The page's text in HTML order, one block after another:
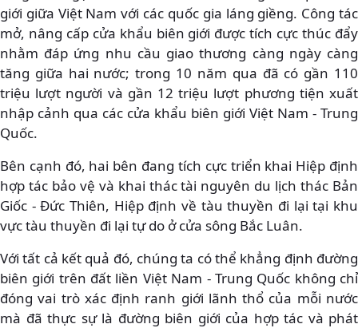
giới giữa Việt Nam với các quốc gia láng giềng. Công tác
mở, nâng cấp cửa khẩu biên giới được tích cực thúc đẩy
nhằm đáp ứng nhu cầu giao thương càng ngày càng
tăng giữa hai nước; trong 10 năm qua đã có gần 110
triệu lượt người và gần 12 triệu lượt phương tiện xuất
nhập cảnh qua các cửa khẩu biên giới Việt Nam - Trung
Quốc.
Bên cạnh đó, hai bên đang tích cực triển khai Hiệp định
hợp tác bảo vệ và khai thác tài nguyên du lịch thác Bản
Giốc - Đức Thiên, Hiệp định về tàu thuyền đi lại tại khu
vực tàu thuyền đi lại tự do ở cửa sông Bắc Luân.
Với tất cả kết quả đó, chúng ta có thể khẳng định đường
biên giới trên đất liền Việt Nam - Trung Quốc không chỉ
đóng vai trò xác định ranh giới lãnh thổ của mỗi nước
mà đã thực sự là đường biên giới của hợp tác và phát